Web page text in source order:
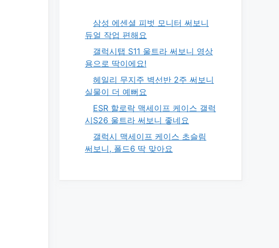
삼성 에센셜 피벗 모니터 써보니
듀얼 작업 편해요
갤럭시탭 S11 울트라 써보니 영상
용으로 딱이에요!
헤일리 무지주 벽선반 2주 써보니
실물이 더 예뻐요
ESR 할로락 맥세이프 케이스 갤럭
시S26 울트라 써보니 좋네요
갤럭시 맥세이프 케이스 초슬림
써보니, 폴드6 딱 맞아요